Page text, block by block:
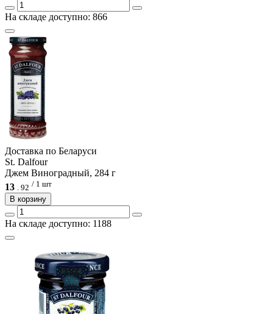
На складе доступно: 866
Доcтавка по Беларуси
St. Dalfour
Джем Виноградный, 284 г
13
92 / 1 шт
В корзину
На складе доступно: 1188